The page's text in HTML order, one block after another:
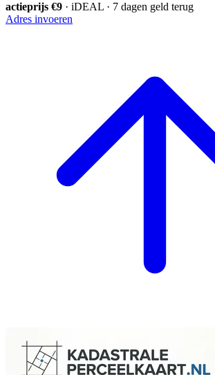
actieprijs €9 · iDEAL · 7 dagen geld terug
Adres invoeren